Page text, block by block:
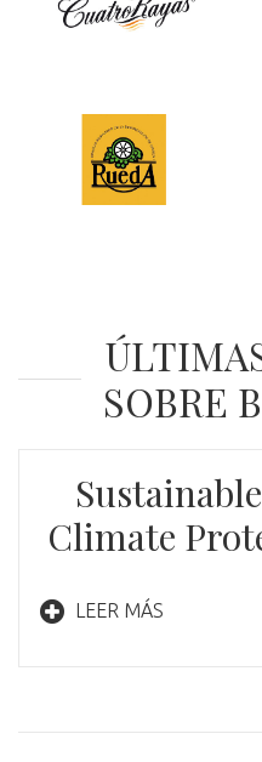
SOBRE
Climate
LEER MÁS